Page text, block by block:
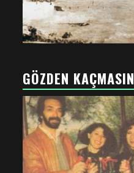
GÖZDEN KAÇMASIN